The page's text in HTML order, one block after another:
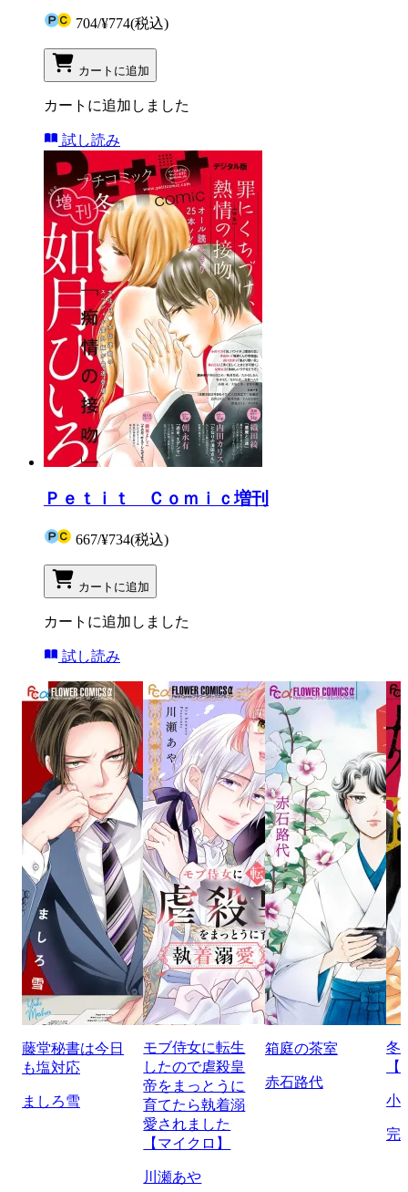
704/¥774(税込)
カートに追加
カートに追加しました
試し読み
Ｐｅｔｉｔ Ｃｏｍｉｃ増刊
667/¥734(税込)
カートに追加
カートに追加しました
試し読み
藤堂秘書は今日
も塩対応
ましろ雪
モブ侍女に転生
したので虐殺皇
帝をまっとうに
育てたら執着溺
愛されました
【マイクロ】
川瀬あや
箱庭の茶室
赤石路代
冬
小
完